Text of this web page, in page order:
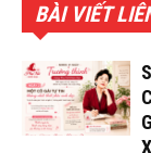
BÀI VIẾT